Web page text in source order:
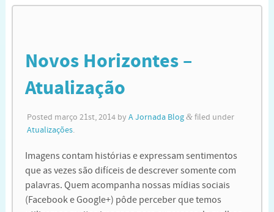
Novos Horizontes –
Atualização
Posted março 21st, 2014by A Jornada Blog &filed under
Atualizações.
Imagens contam histórias e expressam sentimentos
que as vezes são difíceis de descrever somente com
palavras. Quem acompanha nossas mídias sociais
(Facebook e Google+) pôde perceber que temos